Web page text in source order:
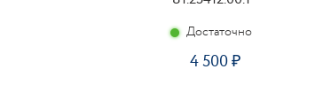
Достаточно
4 500